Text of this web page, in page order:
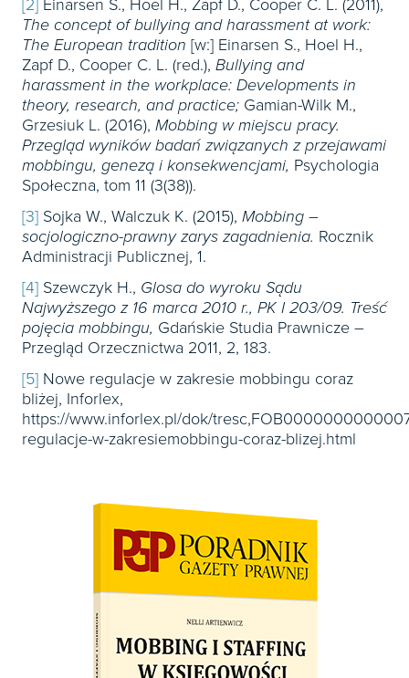
[2] Einarsen S., Hoel H., Zapf D., Cooper C. L. (2011),
The concept of bullying and harassment at work:
The European tradition [w:] Einarsen S., Hoel H.,
Zapf D., Cooper C. L. (red.), Bullying and
harassment in the workplace: Developments in
theory, research, and practice; Gamian-Wilk M.,
Grzesiuk L. (2016), Mobbing w miejscu pracy.
Przegląd wyników badań związanych z przejawami
mobbingu, genezą i konsekwencjami, Psychologia
Społeczna, tom 11 (3(38)).
[3] Sojka W., Walczuk K. (2015), Mobbing –
socjologiczno-prawny zarys zagadnienia. Rocznik
Administracji Publicznej, 1.
[4] Szewczyk H., Glosa do wyroku Sądu
Najwyższego z 16 marca 2010 r., PK I 203/09. Treść
pojęcia mobbingu, Gdańskie Studia Prawnicze –
Przegląd Orzecznictwa 2011, 2, 183.
[5] Nowe regulacje w zakresie mobbingu coraz
bliżej, Inforlex,
https://www.inforlex.pl/dok/
regulacje-w-zakresiemobbingu-coraz-blizej.html